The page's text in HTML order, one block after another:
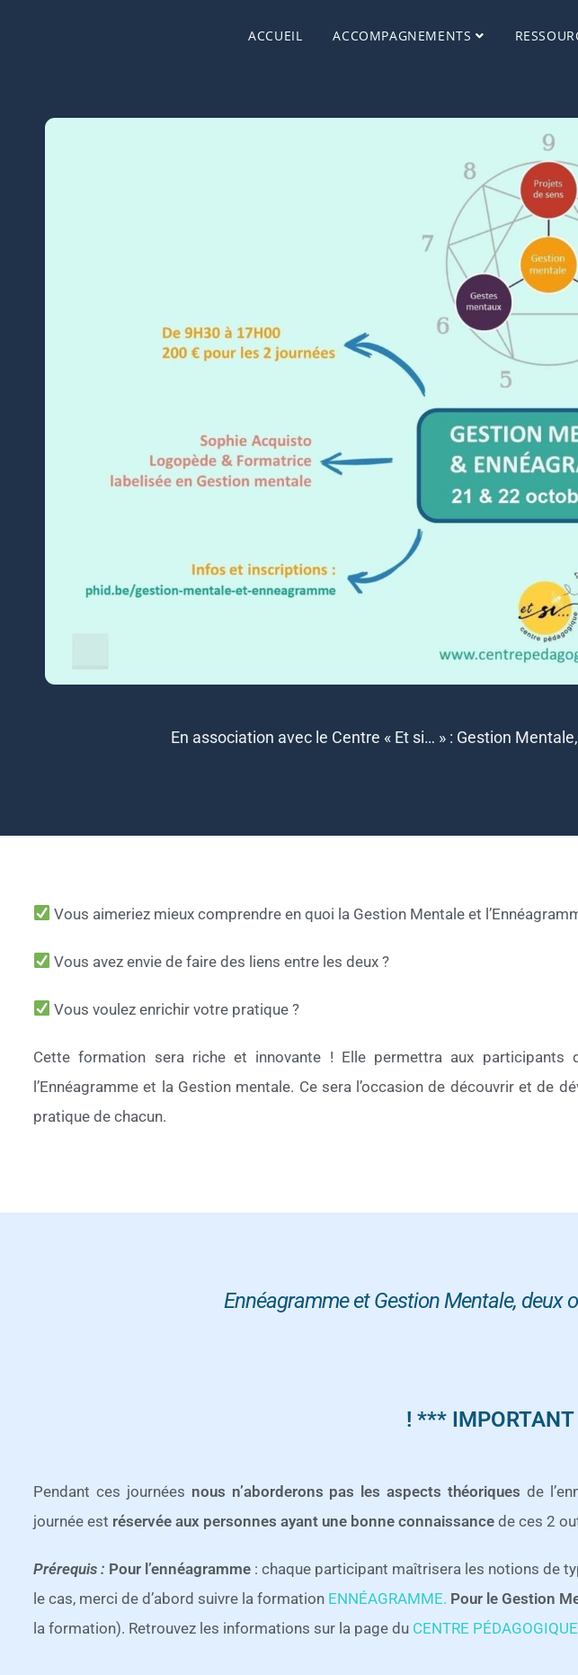
ACCUEIL ACCOMPAGNEMENTS
En association avec le Centre « Et si… » : Gestion
Vous aimeriez mieux comprendre en quoi la Gestion Mentale et
Vous avez envie de faire des liens entre les deux ?
Vous voulez enrichir votre pratique ?
Cette formation sera riche et innovante ! Elle permettra aux
l’Ennéagramme et la Gestion mentale. Ce sera l’occasion de découvrir et de
pratique de chacun.
Ennéagramme et Gestion Mentale, deux
! ***
Pendant ces journées nous n’aborderons pas les aspects théoriques de
journée est réservée aux personnes ayant une bonne connaissance de ces 2
Prérequis : Pour l’ennéagramme : chaque participant maîtrisera les notions de
le cas, merci de d’abord suivre la formation ENNÉAGRAMME. Pour le Gestion
la formation). Retrouvez les informations sur la page du CENTRE